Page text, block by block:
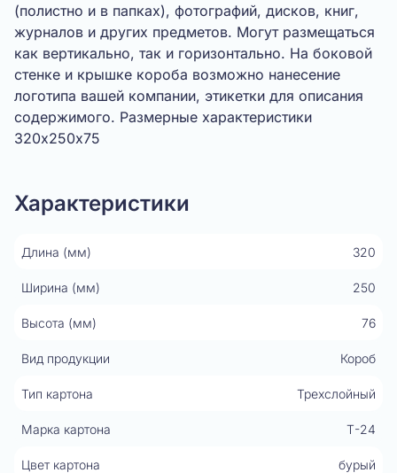
(полистно и в папках), фотографий, дисков, книг,
журналов и других предметов. Могут размещаться
как вертикально, так и горизонтально. На боковой
стенке и крышке короба возможно нанесение
логотипа вашей компании, этикетки для описания
содержимого. Размерные характеристики
320х250х75
Характеристики
Длина (мм) 320
Ширина (мм) 250
Высота (мм) 76
Вид продукции Короб
Тип картона Трехслойный
Марка картона Т-24
Цвет картона бурый